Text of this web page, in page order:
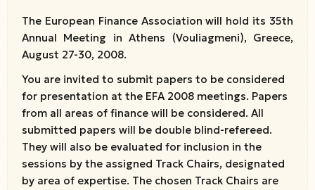
The European Finance Association will hold its 35th
Annual Meeting in Athens (Vouliagmeni), Greece,
August 27-30, 2008.
You are invited to submit papers to be considered
for presentation at the EFA 2008 meetings. Papers
from all areas of finance will be considered. All
submitted papers will be double blind-refereed.
They will also be evaluated for inclusion in the
sessions by the assigned Track Chairs, designated
by area of expertise. The chosen Track Chairs are